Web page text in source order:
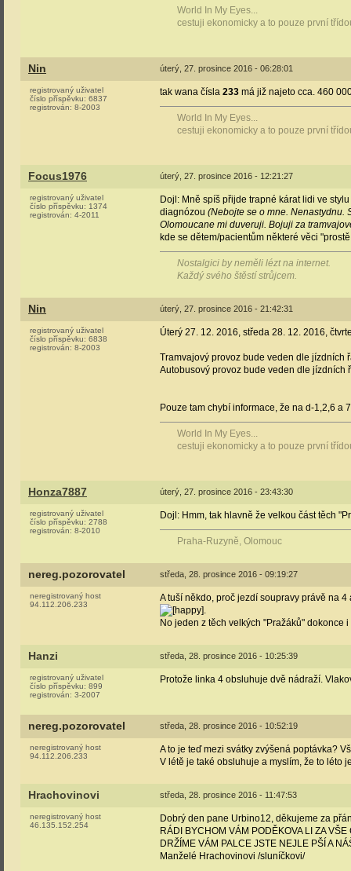
World In My Eyes...
cestuji ekonomicky a to pouze první
Nin úterý, 27. prosince 2016 - 06:28:01
registrovaný uživatel
číslo příspěvku: 6837
registrován: 8-2003
tak wana čísla 233 má již najeto cca. 460
World In My Eyes...
cestuji ekonomicky a to pouze první
Focus1976 úterý, 27. prosince 2016 - 12:21:27
registrovaný uživatel
číslo příspěvku: 1374
registrován: 4-2011
Dojl: Mně spíš přijde trapné kárat lidi ve
diagnózou (Nebojte se o mne. Nenastydnu.
Olomoucane mi duveruji. Bojuji za
kde se dětem/pacientům některé věci
Nostalgici by neměli lézt na internet.
Každý svého štěstí strůjcem.
Nin úterý, 27. prosince 2016 - 21:42:31
registrovaný uživatel
číslo příspěvku: 6838
registrován: 8-2003
Úterý 27. 12. 2016, středa 28. 12. 2016,
Tramvajový provoz bude veden dle jízdních
Autobusový provoz bude veden dle
Pouze tam chybí informace, že na d-1,2,6 a
World In My Eyes...
cestuji ekonomicky a to pouze první
Honza7887 úterý, 27. prosince 2016 - 23:43:30
registrovaný uživatel
číslo příspěvku: 2788
registrován: 8-2010
Dojl: Hmm, tak hlavně že velkou část těch
Praha-Ruzyně, Olomouc
nereg.pozorovatel středa, 28. prosince 2016 - 09:19:27
neregistrovaný host
94.112.206.233
A tuší někdo, proč jezdí soupravy právě na
.
No jeden z těch velkých "Pražáků" dokonce
Hanzi středa, 28. prosince 2016 - 10:25:39
registrovaný uživatel
číslo příspěvku: 899
registrován: 3-2007
Protože linka 4 obsluhuje dvě nádraží.
nereg.pozorovatel středa, 28. prosince 2016 - 10:52:19
neregistrovaný host
94.112.206.233
A to je teď mezi svátky zvýšená poptávka?
V létě je také obsluhuje a myslím, že to léto
Hrachovinovi středa, 28. prosince 2016 - 11:47:53
neregistrovaný host
46.135.152.254
Dobrý den pane Urbino12, děkujeme za
RÁDI BYCHOM VÁM PODĚKOVA LI ZA
DRŽÍME VÁM PALCE JSTE NEJLE PŠÍ A
Manželé Hrachovinovi /sluníčkovi/